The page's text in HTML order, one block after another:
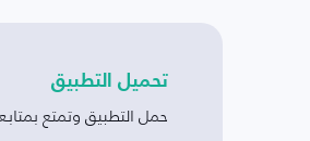
تحميل التطبيق
حمل التطبيق وتمتع